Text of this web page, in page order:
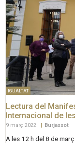
IGUALTAT
Lectura del
Internacional de
9 març 2022 Burjassot
A les 12 h del 8 de